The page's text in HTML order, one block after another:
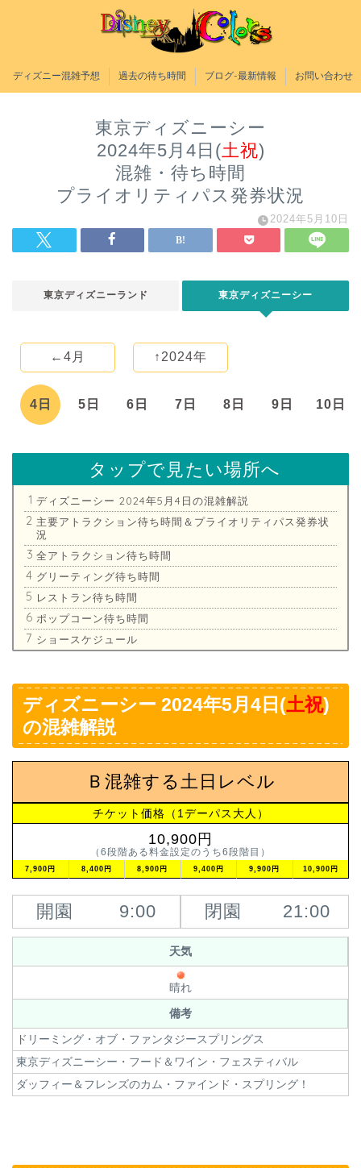
ディズニー混雑予想 過去の待ち時間 ブログ-最新情報 お問い合わせ
東京ディズニーシー
2024年5月4日(土祝)
混雑・待ち時間
プライオリティパス発券状況
2024年5月10日
東京ディズニーランド 東京ディズニーシー
←4月 ↑2024年
4日 5日 6日 7日 8日 9日 10日
タップで見たい場所へ
ディズニーシー 2024年5月4日の混雑解説
主要アトラクション待ち時間＆プライオリティパス発券状
況
全アトラクション待ち時間
グリーティング待ち時間
レストラン待ち時間
ポップコーン待ち時間
ショースケジュール
ディズニーシー 2024年5月4日(土祝)
の混雑解説
Ｂ混雑する土日レベル
チケット価格（1デーパス大人）
10,900円
（6段階ある料金設定のうち6段階目）
7,900円 8,400円 8,900円 9,400円 9,900円 10,900円
開園 9:00 閉園 21:00
天気
晴れ
備考
ドリーミング・オブ・ファンタジースプリングス
東京ディズニーシー・フード＆ワイン・フェスティバル
ダッフィー＆フレンズのカム・ファインド・スプリング！